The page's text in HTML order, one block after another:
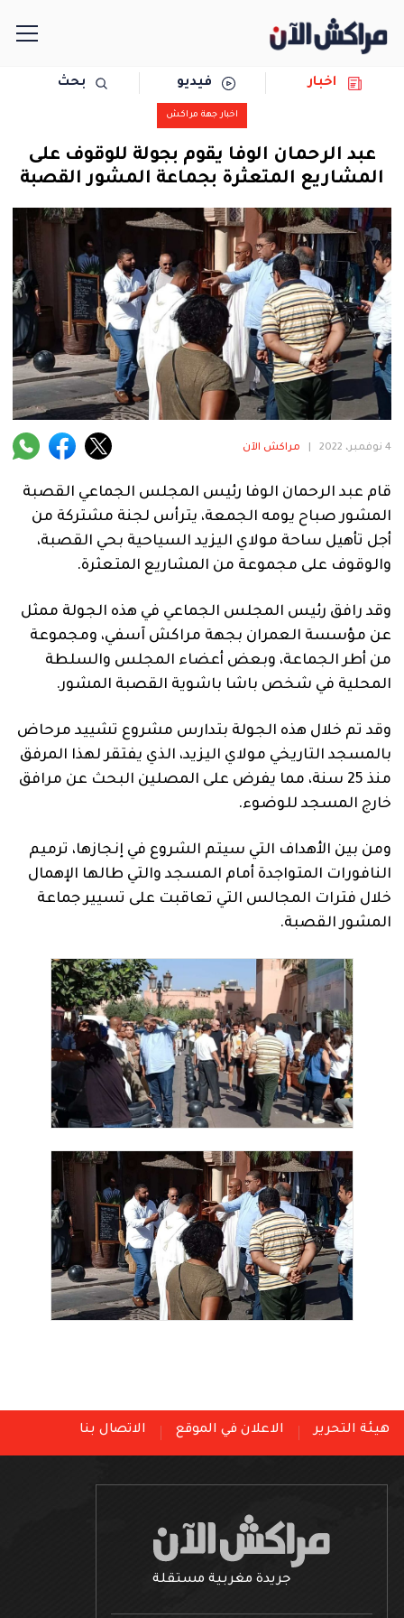
سياسة
رياضة
حوادث
دولية
المرأة
فنية
منوعة
آراء
اخبار فيديو بحث
اخبار جهة مراكش
عبد الرحمان الوفا يقوم بجولة للوقوف على
المشاريع المتعثرة بجماعة المشور القصبة
4 نوفمبر، 2022 مراكش الآن
قام عبد الرحمان الوفا رئيس المجلس الجماعي القصبة
المشور صباح يومه الجمعة، يترأس لجنة مشتركة من
أجل تأهيل ساحة مولاي اليزيد السياحية بحي القصبة،
والوقوف على مجموعة من المشاريع المتعثرة.
وقد رافق رئيس المجلس الجماعي في هذه الجولة ممثل
عن مؤسسة العمران بجهة مراكش آسفي، ومجموعة
من أطر الجماعة، وبعض أعضاء المجلس والسلطة
المحلية في شخص باشا باشوية القصبة المشور.
وقد تم خلال هذه الجولة بتدارس مشروع تشييد مرحاض
بالمسجد التاريخي مولاي اليزيد، الذي يفتقر لهذا المرفق
منذ 25 سنة، مما يفرض على المصلين البحث عن مرافق
خارج المسجد للوضوء.
ومن بين الأهداف التي سيتم الشروع في إنجازها، ترميم
النافورات المتواجدة أمام المسجد والتي طالها الإهمال
خلال فترات المجالس التي تعاقبت على تسيير جماعة
المشور القصبة.
هيئة التحرير الاعلان في الموقع الاتصال بنا
جريدة مغربية مستقلة